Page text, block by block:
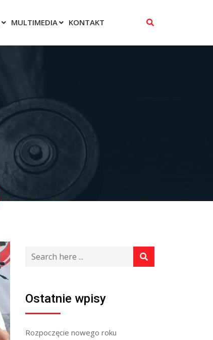
MULTIMEDIA KONTAKT
Ostatnie wpisy
Rozpoczęcie nowego roku